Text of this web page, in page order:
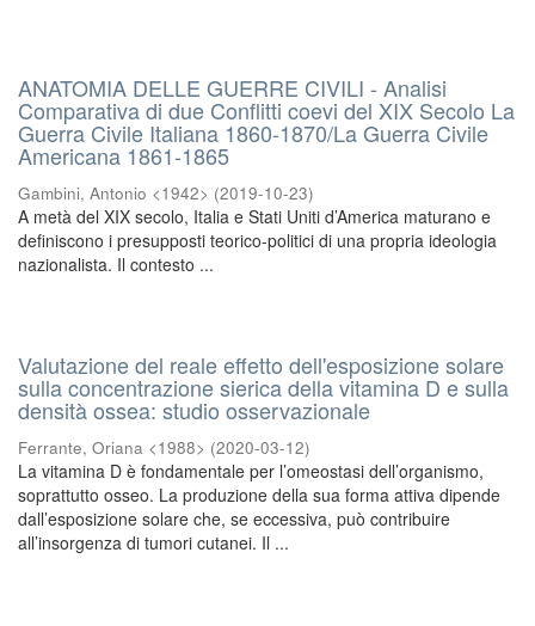
ANATOMIA DELLE GUERRE CIVILI - Analisi
Comparativa di due Conflitti coevi del XIX Secolo La
Guerra Civile Italiana 1860-1870/La Guerra Civile
Americana 1861-1865
Gambini, Antonio <1942> (2019-10-23)
A metà del XIX secolo, Italia e Stati Uniti d’America maturano e
definiscono i presupposti teorico-politici di una propria ideologia
nazionalista. Il contesto ...
Valutazione del reale effetto dell'esposizione solare
sulla concentrazione sierica della vitamina D e sulla
densità ossea: studio osservazionale
Ferrante, Oriana <1988> (2020-03-12)
La vitamina D è fondamentale per l’omeostasi dell’organismo,
soprattutto osseo. La produzione della sua forma attiva dipende
dall’esposizione solare che, se eccessiva, può contribuire
all’insorgenza di tumori cutanei. Il ...